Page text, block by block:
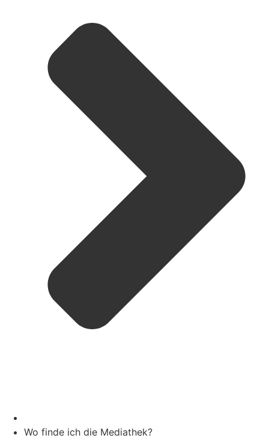
Wo finde ich die Mediathek?